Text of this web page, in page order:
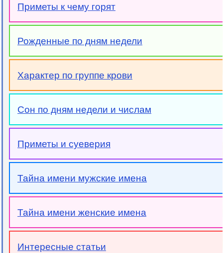
Приметы к чему горят
Рожденные по дням недели
Характер по группе крови
Сон по дням недели и числам
Приметы и суеверия
Тайна имени мужские имена
Тайна имени женские имена
Интересные статьи